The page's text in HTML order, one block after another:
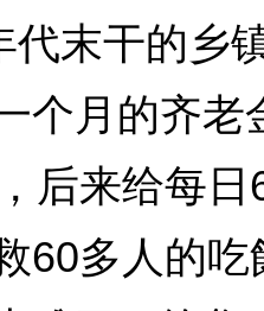
代末干的乡
个月的齐老
后来给每
60多人的